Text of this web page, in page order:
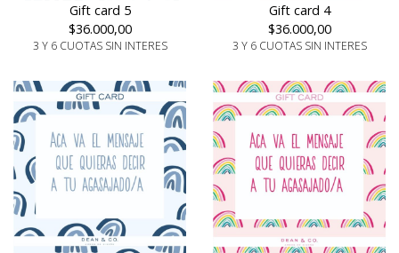
Gift card 5
$36.000,00
3 Y 6 CUOTAS SIN INTERES
Gift card 4
$36.000,00
3 Y 6 CUOTAS SIN INTERES